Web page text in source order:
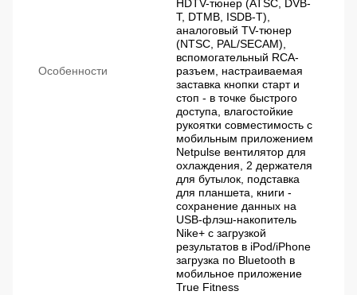
Особенности
HDTV-тюнер (ATSC, DVB-
T, DTMB, ISDB-T),
аналоговый TV-тюнер
(NTSC, PAL/SECAM),
вспомогательный RCA-
разъем, настраиваемая
заставка кнопки старт и
стоп - в точке быстрого
доступа, влагостойкие
рукоятки совместимость с
мобильным приложением
Netpulse вентилятор для
охлаждения, 2 держателя
для бутылок, подставка
для планшета, книги -
сохранение данных на
USB-флэш-накопитель
Nike+ с загрузкой
результатов в iPod/iPhone
загрузка по Bluetooth в
мобильное приложение
True Fitness